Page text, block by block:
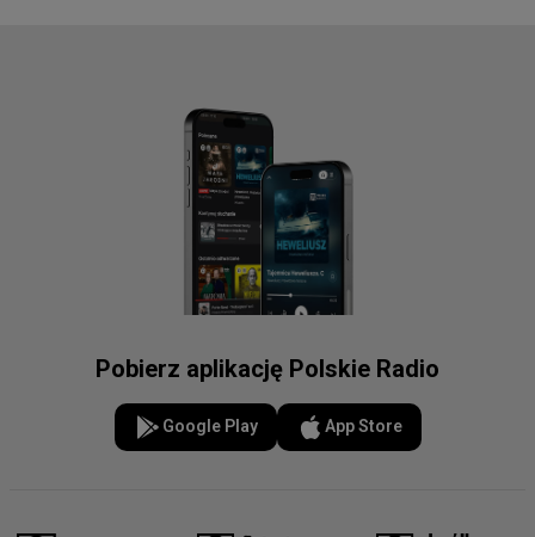
Pobierz aplikację Polskie Radio
Google Play App Store